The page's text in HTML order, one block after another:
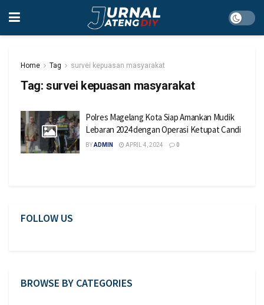
Home Tag survei kepuasan masyarakat
Tag: survei kepuasan masyarakat
Polres Magelang Kota Siap Amankan Mudik
Lebaran 2024 dengan Operasi Ketupat Candi
BYADMIN APRIL 4, 2024 0
FOLLOW US
BROWSE BY CATEGORIES